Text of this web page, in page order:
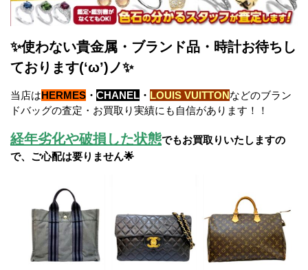
✨使わない貴金属・ブランド品・時計お待ちし
ております(‘ω’)ノ✨
当店はHERMES ・ CHANEL ・ LOUIS VUITTONなどのブラン
ドバッグの査定・お買取り実績にも自信があります！！
経年劣化や破損した状態でもお買取りいたしますの
で、ご心配は要りません🌟